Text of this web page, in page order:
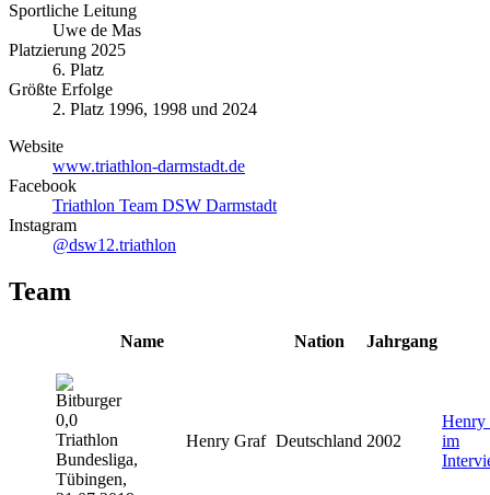
Sportliche Leitung
Uwe de Mas
Platzierung 2025
6. Platz
Größte Erfolge
2. Platz 1996, 1998 und 2024
Website
www.triathlon-darmstadt.de
Facebook
Triathlon Team DSW Darmstadt
Instagram
@dsw12.triathlon
Team
Name Nation Jahrgang
Henry Graf Deutschland 2002
Henry
im